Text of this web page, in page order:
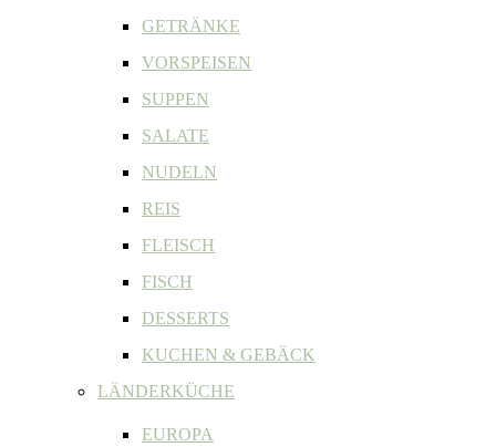
GETRÄNKE
VORSPEISEN
SUPPEN
SALATE
NUDELN
REIS
FLEISCH
FISCH
DESSERTS
KUCHEN & GEBÄCK
LÄNDERKÜCHE
EUROPA